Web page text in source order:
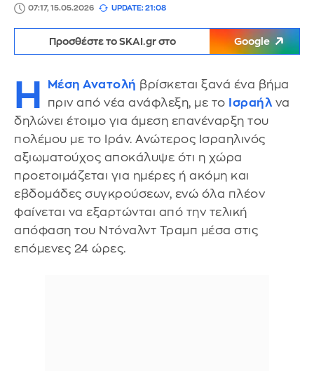
07:17, 15.05.2026 UPDATE: 21:08
Προσθέστε το SKAI.gr στο Google
Η Μέση Ανατολή βρίσκεται ξανά ένα βήμα
πριν από νέα ανάφλεξη, με το
Ισραήλ να
δηλώνει έτοιμο για άμεση επανέναρξη του
πολέμου με το Ιράν. Ανώτερος Ισραηλινός
αξιωματούχος αποκάλυψε ότι η χώρα
προετοιμάζεται για ημέρες ή ακόμη και
εβδομάδες συγκρούσεων, ενώ όλα πλέον
φαίνεται να εξαρτώνται από την τελική
απόφαση του Ντόναλντ Τραμπ μέσα στις
επόμενες 24 ώρες.